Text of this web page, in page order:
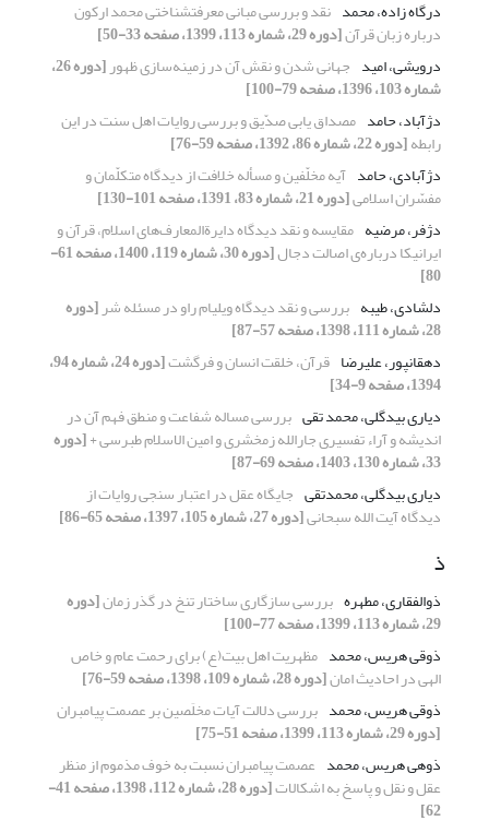
درگاه زاده، محمد
نقد و بررسی مبانی معرفت‎شناختی محمد ارکون
درباره زبان قرآن[دوره 29، شماره 113، 1399، صفحه 33-50]
درویشی، امید جهانی شدن و نقش آن در زمینه‌سازی ظهور [دوره 26،
شماره 103، 1396، صفحه 79-100]
دژآباد، حامد مصداق یابی صدّیق و بررسی روایات اهل سنت در این
رابطه[دوره 22، شماره 86، 1392، صفحه 59-76]
دژآبادی، حامد آیه مخلّفین و مسأله خلافت از دیدگاه متکلّمان و
مفسّران اسلامی[دوره 21، شماره 83، 1391، صفحه 101-130]
دژفر، مرضیه مقایسه و نقد دیدگاه دایرةالمعارف‌های اسلام، قرآن و
ایرانیکا درباره‌ی اصالت دجال [دوره 30، شماره 119، 1400، صفحه 61-
80]
دلشادی، طیبه بررسی و نقد دیدگاه ویلیام راو در مسئله شر[دوره
28، شماره 111، 1398، صفحه 57-87]
دهقانپور، علیرضا قرآن، خلقت انسان و فرگشت [دوره 24، شماره 94،
1394، صفحه 9-34]
دیاری بیدگلی، محمد تقی بررسی مساله شفاعت و منطق فهم آن در
اندیشه و آراء تفسیری جارالله زمخشری و امین الاسلام طبرسی +[دوره
33، شماره 130، 1403، صفحه 69-87]
دیاری بیدگلی، محمدتقی جایگاه عقل در اعتبار سنجی روایات از
دیدگاه آیت الله سبحانی[دوره 27، شماره 105، 1397، صفحه 65-86]
ذ
ذوالفقاری، مطهره بررسی سازگاری ساختار تنخ در گذر زمان[دوره
29، شماره 113، 1399، صفحه 77-100]
ذوقی هریس، محمد مظهریت اهل بیت(ع) برای رحمت عام و خاص
الهی در احادیث امان[دوره 28، شماره 109، 1398، صفحه 59-76]
ذوقی هریس، محمد بررسی دلالت آیات مخلَصین بر عصمت پیامبران
[دوره 29، شماره 113، 1399، صفحه 51-75]
ذوهی هریس، محمد عصمت پیامبران نسبت به خوف مذموم از منظر
عقل و نقل و پاسخ به اشکالات [دوره 28، شماره 112، 1398، صفحه 41-
62]